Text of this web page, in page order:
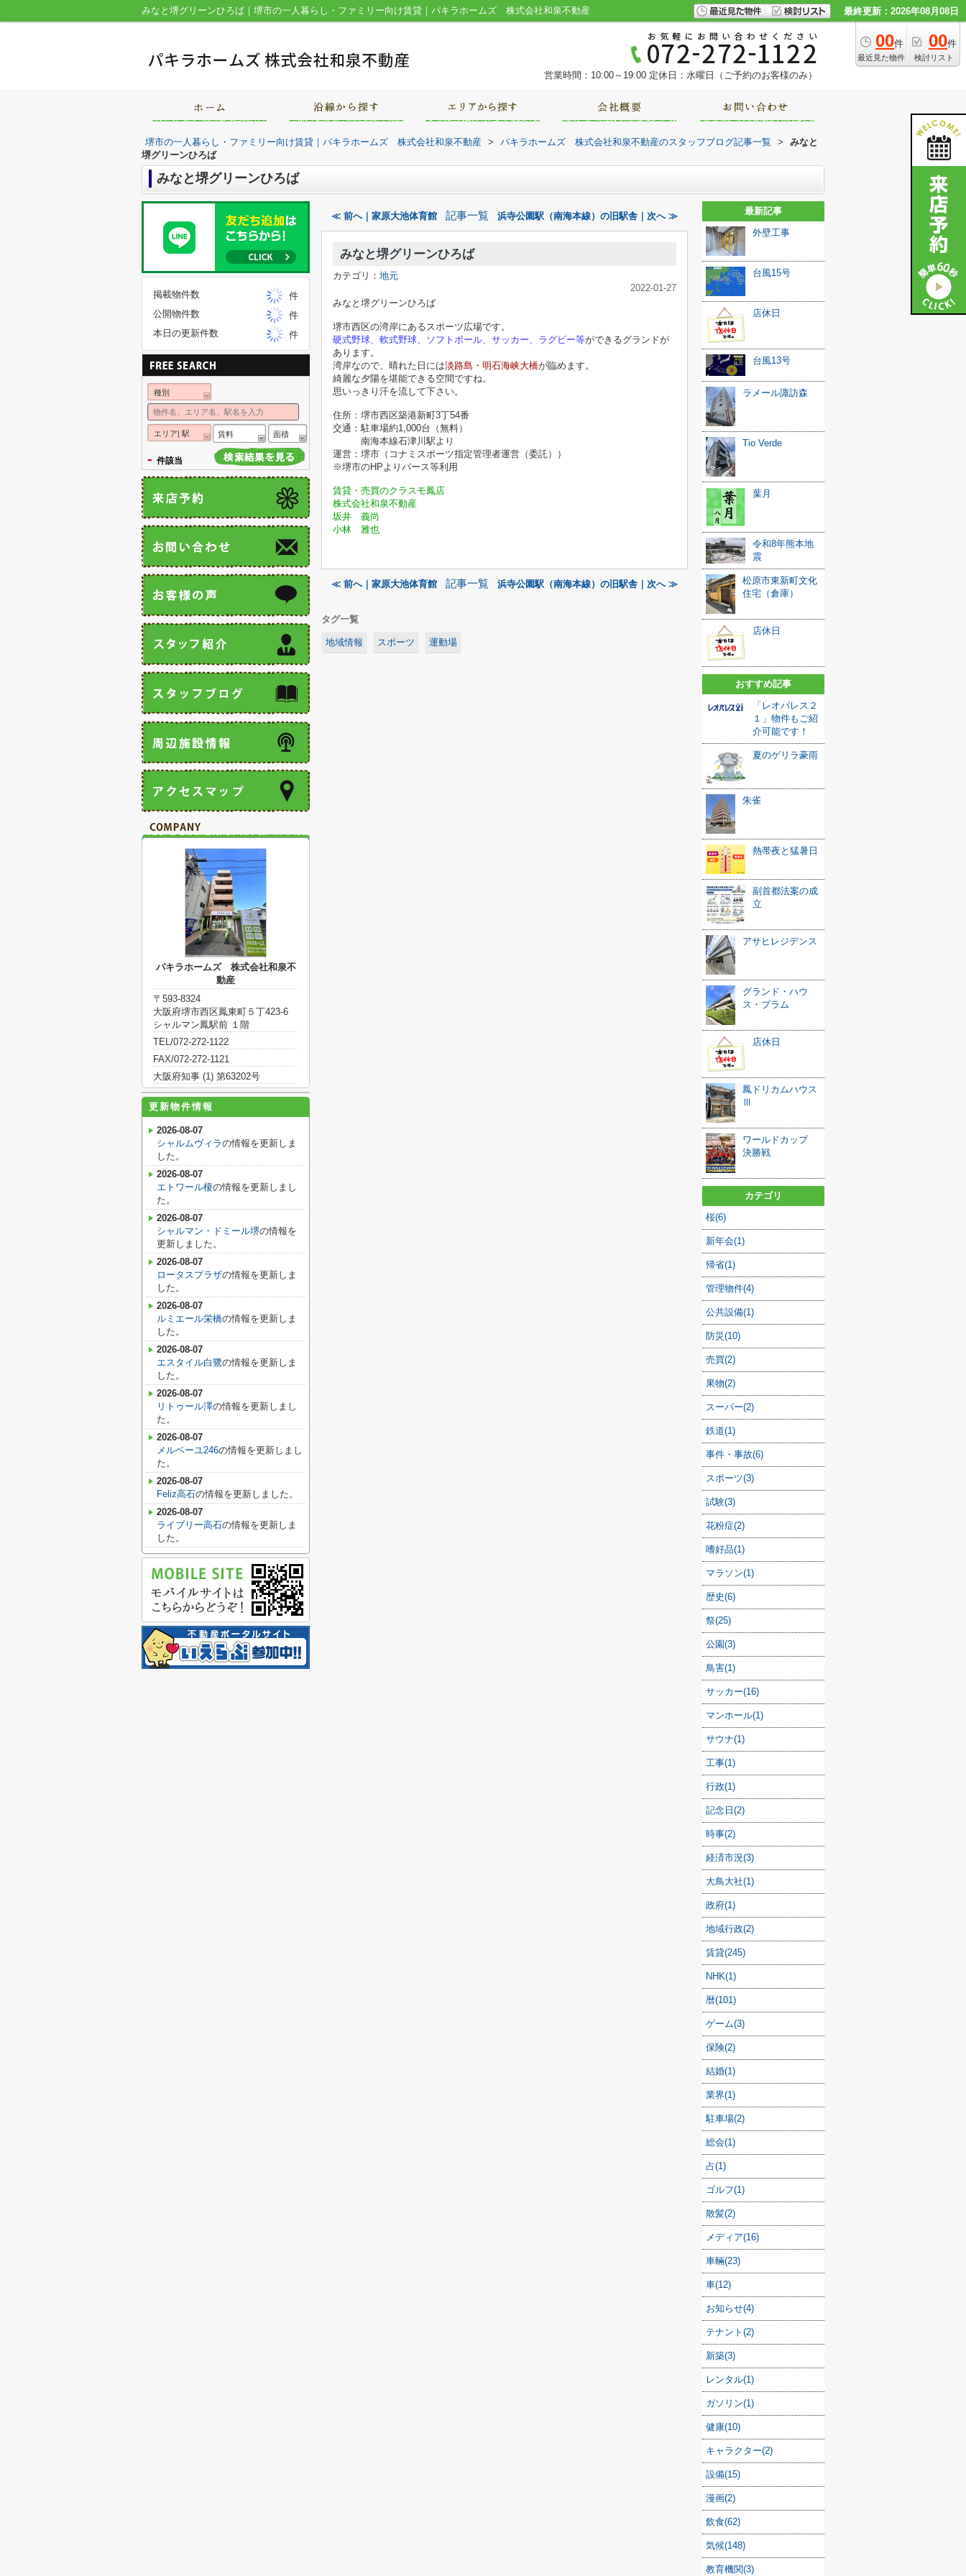
みなと堺グリーンひろば｜堺市の一人暮らし・ファミリー向け賃貸｜パキラホームズ 株式会社和泉不動産 最終更新：2026年08月08日
00件
最近見た物件
00件
検討リスト
営業時間：10:00～19:00 定休日：水曜日（ご予約のお客様のみ）
堺市の一人暮らし・ファミリー向け賃貸｜パキラホームズ 株式会社和泉不動産 > パキラホームズ 株式会社和泉不動産のスタッフブログ記事一覧 >
みなと
堺グリーンひろば
みなと堺グリーンひろば
≪ 前へ｜家原大池体育館 記事一覧 浜寺公園駅（南海本線）の旧駅舎｜次へ ≫
みなと堺グリーンひろば
カテゴリ： 地元
2022-01-27
みなと堺グリーンひろば
堺市西区の湾岸にあるスポーツ広場です。
硬式野球、軟式野球、ソフトボール、サッカー、ラグビー等ができるグランドが
あります。
湾岸なので、晴れた日には淡路島・明石海峡大橋が臨めます。
綺麗な夕陽を堪能できる空間ですね。
思いっきり汗を流して下さい。
住所：堺市西区築港新町3丁54番
交通：駐車場約1,000台（無料）
南海本線石津川駅より
運営：堺市（コナミスポーツ指定管理者運営（委託））
※堺市のHPよりパース等利用
賃貸・売買のクラスモ鳳店
株式会社和泉不動産
坂井 義尚
小林 雅也
≪ 前へ｜家原大池体育館 記事一覧 浜寺公園駅（南海本線）の旧駅舎｜次へ ≫
タグ一覧
地域情報 スポーツ 運動場
最新記事
外壁工事
台風15号
店休日
台風13号
ラメール諏訪森
Tio Verde
葉月
令和8年熊本地
震
松原市東新町文化
住宅（倉庫）
店休日
おすすめ記事
「レオパレス２
１」物件もご紹
介可能です！
夏のゲリラ豪雨
朱雀
熱帯夜と猛暑日
副首都法案の成
立
アサヒレジデンス
グランド・ハウ
ス・プラム
店休日
鳳ドリカムハウス
Ⅲ
ワールドカップ
決勝戦
カテゴリ
桜(6)
新年会(1)
帰省(1)
管理物件(4)
公共設備(1)
防災(10)
売買(2)
果物(2)
スーパー(2)
鉄道(1)
事件・事故(6)
スポーツ(3)
試験(3)
花粉症(2)
嗜好品(1)
マラソン(1)
歴史(6)
祭(25)
公園(3)
鳥害(1)
サッカー(16)
マンホール(1)
サウナ(1)
工事(1)
行政(1)
記念日(2)
時事(2)
経済市況(3)
大鳥大社(1)
政府(1)
地域行政(2)
賃貸(245)
NHK(1)
暦(101)
ゲーム(3)
保険(2)
結婚(1)
業界(1)
駐車場(2)
総会(1)
占(1)
ゴルフ(1)
散髪(2)
メディア(16)
車輛(23)
車(12)
お知らせ(4)
テナント(2)
新築(3)
レンタル(1)
ガソリン(1)
健康(10)
キャラクター(2)
設備(15)
漫画(2)
飲食(62)
気候(148)
教育機関(3)
掲載物件数
件
公開物件数
件
本日の更新件数
件
種別
エリア| 駅 賃料 面積
- 件該当
パキラホームズ 株式会社和泉不
動産
〒593-8324
大阪府堺市西区鳳東町５丁423-6
シャルマン鳳駅前 １階
TEL/072-272-1122
FAX/072-272-1121
大阪府知事 (1) 第63202号
更新物件情報
2026-08-07
シャルムヴィラの情報を更新しま
した。
2026-08-07
エトワール榎の情報を更新しまし
た。
2026-08-07
シャルマン・ドミール堺の情報を
更新しました。
2026-08-07
ロータスプラザの情報を更新しま
した。
2026-08-07
ルミエール栄橋の情報を更新しま
した。
2026-08-07
エスタイル白鷺の情報を更新しま
した。
2026-08-07
リトゥール澤の情報を更新しまし
た。
2026-08-07
メルベーユ246の情報を更新しまし
た。
2026-08-07
Feliz高石の情報を更新しました。
2026-08-07
ライブリー高石の情報を更新しま
した。